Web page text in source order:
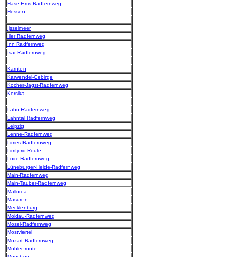
Hase-Ems-Radfernweg
Hessen
Ijsselmeer
Iller Radfernweg
Inn Radfernweg
Isar Radfernweg
Kärnten
Karwendel-Gebirge
Kocher-Jagst-Radfernweg
Korsika
Lahn-Radfernweg
Lahntal Radfernweg
Leipzig
Lenne-Radfernweg
Limes-Radfernweg
Limfjord-Route
Loire Radfernweg
Lüneburger-Heide-Radfernweg
Main-Radfernweg
Main-Tauber-Radfernweg
Mallorca
Masuren
Mecklenburg
Moldau-Radfernweg
Mosel-Radfernweg
Mostviertel
Mozart-Radfernweg
Mühlenroute